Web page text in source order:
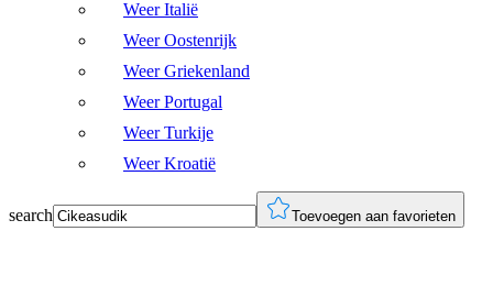
Weer Italië
Weer Oostenrijk
Weer Griekenland
Weer Portugal
Weer Turkije
Weer Kroatië
search Toevoegen aan favorieten